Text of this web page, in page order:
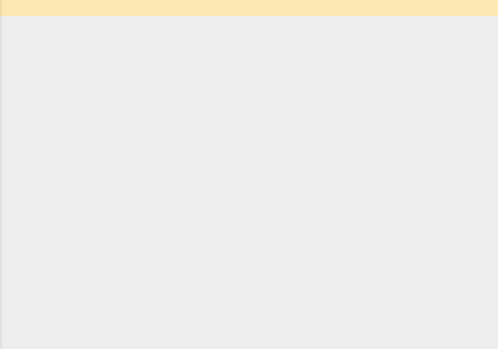
son jambon de pays et son poulet cocotte,